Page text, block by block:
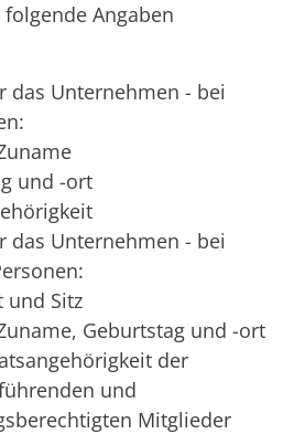
Angaben
das Unternehmen - bei
und -ort
das Unternehmen - bei
und Sitz
Geburtstag und -ort
der
und
Mitglieder